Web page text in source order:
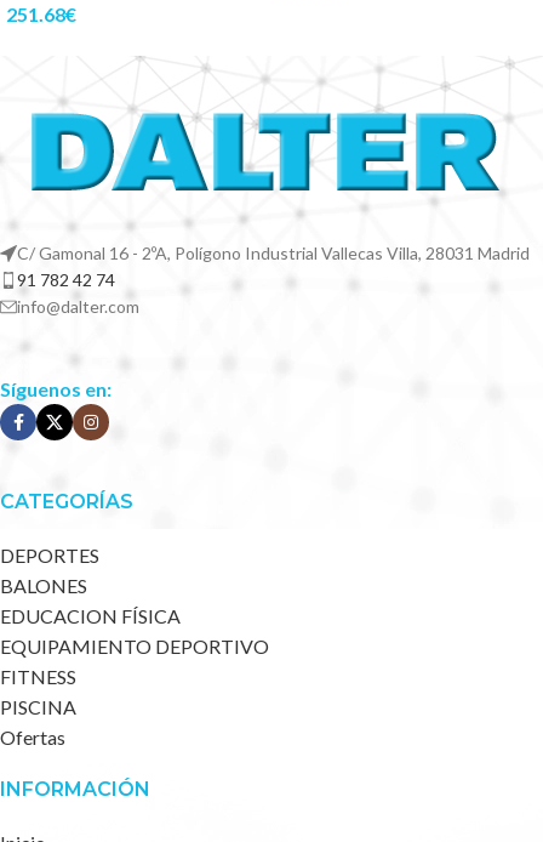
251.68€
C/ Gamonal 16 - 2ºA, Polígono Industrial Vallecas Villa, 28031 Madrid
91 782 42 74
info@dalter.com
Síguenos en:
CATEGORÍAS
DEPORTES
BALONES
EDUCACION FÍSICA
EQUIPAMIENTO DEPORTIVO
FITNESS
PISCINA
Ofertas
INFORMACIÓN